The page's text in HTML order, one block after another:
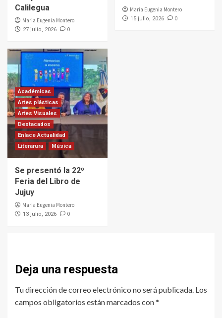
Calilegua
Maria Eugenia Montero
27 julio, 2026 0
Maria Eugenia Montero
15 julio, 2026 0
Académicas
Artes plásticas
Artes Visuales
Destacados
Enlace Actualidad
Literarura
Música
Se presentó la 22º
Feria del Libro de
Jujuy
Maria Eugenia Montero
13 julio, 2026 0
Deja una respuesta
Tu dirección de correo electrónico no será publicada. Los
campos obligatorios están marcados con*